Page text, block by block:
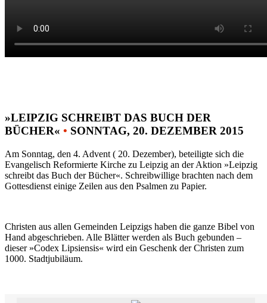
»LEIPZIG SCHREIBT DAS BUCH DER
BÜCHER« • SONNTAG, 20. DEZEMBER 2015
Am Sonntag, den 4. Advent ( 20. Dezember), beteiligte sich die
Evangelisch Reformierte Kirche zu Leipzig an der Aktion »Leipzig
schreibt das Buch der Bücher«. Schreibwillige brachten nach dem
Gottesdienst einige Zeilen aus den Psalmen zu Papier.
Christen aus allen Gemeinden Leipzigs haben die ganze Bibel von
Hand abgeschrieben. Alle Blätter werden als Buch gebunden –
dieser »Codex Lipsiensis« wird ein Geschenk der Christen zum
1000. Stadtjubiläum.